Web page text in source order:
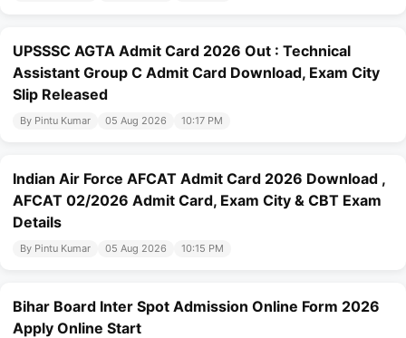
UPSSSC AGTA Admit Card 2026 Out : Technical
Assistant Group C Admit Card Download, Exam City
Slip Released
By Pintu Kumar 05 Aug 2026 10:17 PM
Indian Air Force AFCAT Admit Card 2026 Download ,
AFCAT 02/2026 Admit Card, Exam City & CBT Exam
Details
By Pintu Kumar 05 Aug 2026 10:15 PM
Bihar Board Inter Spot Admission Online Form 2026
Apply Online Start